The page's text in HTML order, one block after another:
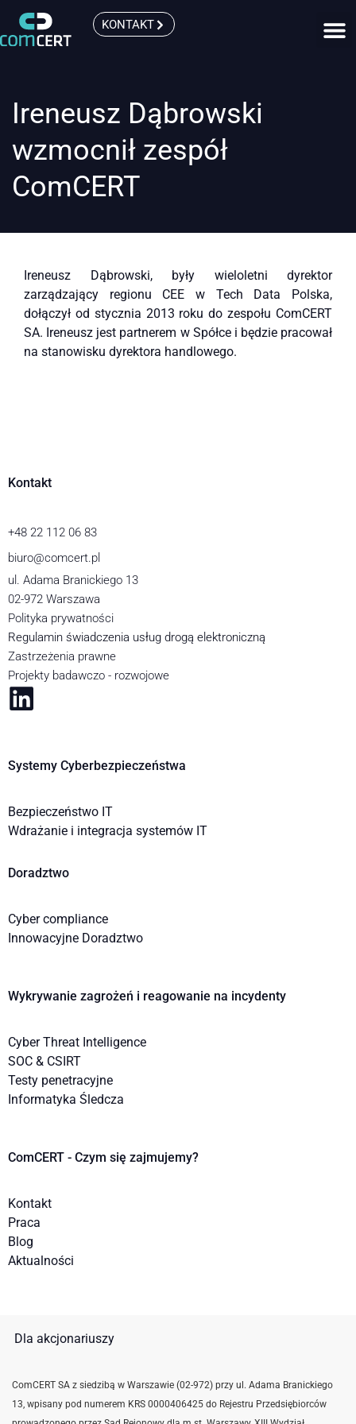
KONTAKT
Ireneusz Dąbrowski
wzmocnił zespół
ComCERT
Ireneusz Dąbrowski, były wieloletni dyrektor
zarządzający regionu CEE w Tech Data Polska,
dołączył od stycznia 2013 roku do zespołu ComCERT
SA. Ireneusz jest partnerem w Spółce i będzie pracował
na stanowisku dyrektora handlowego.
Kontakt
+48 22 112 06 83
biuro@comcert.pl
ul. Adama Branickiego 13
02-972 Warszawa
Polityka prywatności
Regulamin świadczenia usług drogą elektroniczną
Zastrzeżenia prawne
Projekty badawczo - rozwojowe
Systemy Cyberbezpieczeństwa
Bezpieczeństwo IT
Wdrażanie i integracja systemów IT
Doradztwo
Cyber compliance
Innowacyjne Doradztwo
Wykrywanie zagrożeń i reagowanie na incydenty
Cyber Threat Intelligence
SOC & CSIRT
Testy penetracyjne
Informatyka Śledcza
ComCERT - Czym się zajmujemy?
Kontakt
Praca
Blog
Aktualności
Dla akcjonariuszy
ComCERT SA z siedzibą w Warszawie (02-972) przy ul. Adama Branickiego
13, wpisany pod numerem KRS 0000406425 do Rejestru Przedsiębiorców